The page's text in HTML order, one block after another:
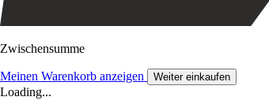
Zwischensumme
Meinen Warenkorb anzeigen Weiter einkaufen
Loading...